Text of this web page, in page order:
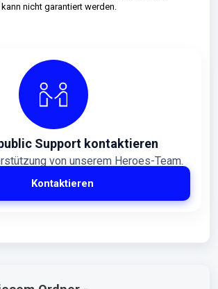
nicht garantiert werden.
Support kontaktieren
von unserem Heroes-Team.
Kontaktieren